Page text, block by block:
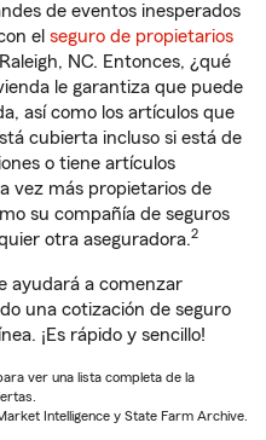
de eventos inesperados
el seguro de propietarios
NC. Entonces, ¿qué
le garantiza que puede
así como los artículos que
cubierta incluso si está de
o tiene artículos
vez más propietarios de
su compañía de seguros
otra aseguradora.2
ayudará a comenzar
una cotización de seguro
¡Es rápido y sencillo!
ver una lista completa de la
Intelligence y State Farm Archive.